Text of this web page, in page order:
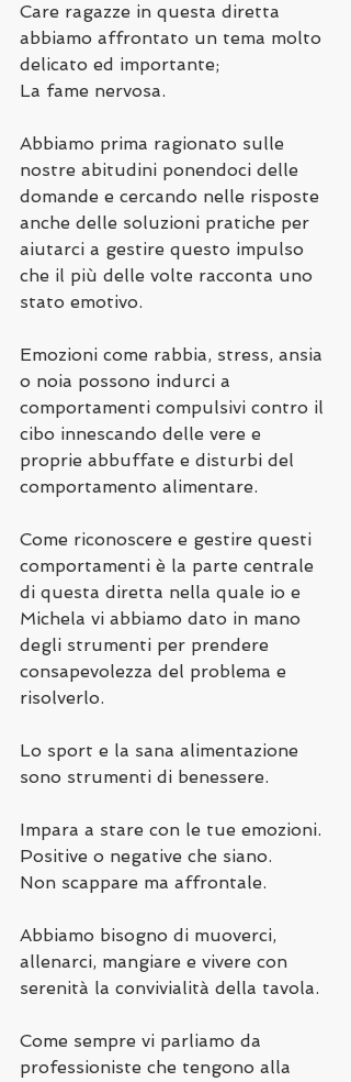
Care ragazze in questa diretta
abbiamo affrontato un tema molto
delicato ed importante;
La fame nervosa.
Abbiamo prima ragionato sulle
nostre abitudini ponendoci delle
domande e cercando nelle risposte
anche delle soluzioni pratiche per
aiutarci a gestire questo impulso
che il più delle volte racconta uno
stato emotivo.
Emozioni come rabbia, stress, ansia
o noia possono indurci a
comportamenti compulsivi contro il
cibo innescando delle vere e
proprie abbuffate e disturbi del
comportamento alimentare.
Come riconoscere e gestire questi
comportamenti è la parte centrale
di questa diretta nella quale io e
Michela vi abbiamo dato in mano
degli strumenti per prendere
consapevolezza del problema e
risolverlo.
Lo sport e la sana alimentazione
sono strumenti di benessere.
Impara a stare con le tue emozioni.
Positive o negative che siano.
Non scappare ma affrontale.
Abbiamo bisogno di muoverci,
allenarci, mangiare e vivere con
serenità la convivialità della tavola.
Come sempre vi parliamo da
professioniste che tengono alla